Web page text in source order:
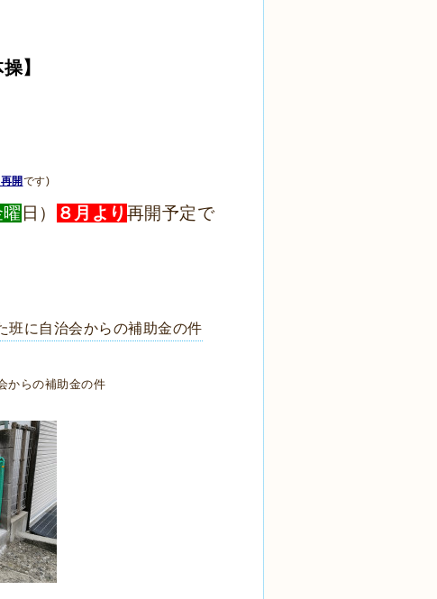
】
開です)
日） ８月より 再開予定で
班に自治会からの補助金の件
からの補助金の件